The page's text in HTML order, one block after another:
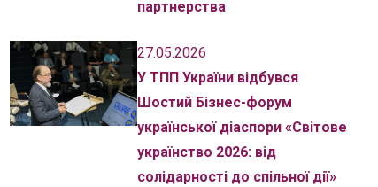
партнерства
27.05.2026
У ТПП України відбувся
Шостий Бізнес-форум
української діаспори «Світове
українство 2026: від
солідарності до спільної дії»